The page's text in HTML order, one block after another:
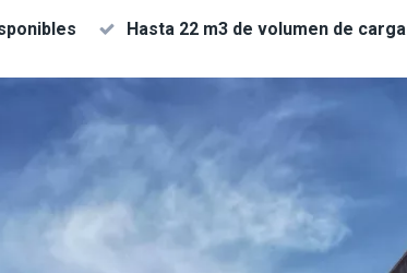
Hasta 22 m3 de volumen de carga